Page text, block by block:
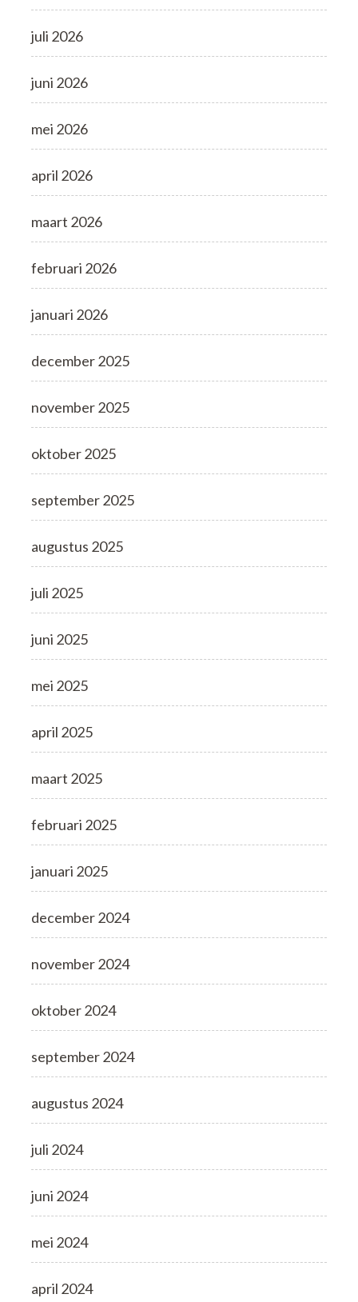
juli 2026
juni 2026
mei 2026
april 2026
maart 2026
februari 2026
januari 2026
december 2025
november 2025
oktober 2025
september 2025
augustus 2025
juli 2025
juni 2025
mei 2025
april 2025
maart 2025
februari 2025
januari 2025
december 2024
november 2024
oktober 2024
september 2024
augustus 2024
juli 2024
juni 2024
mei 2024
april 2024